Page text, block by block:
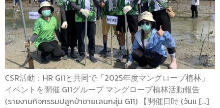
CSR活動：HR G11と共同で「2025年度マングローブ植林」
イベントを開催 G11グループ マングローブ植林活動報告
(รายงานกิจกรรมปลูกป่าชายเลนกลุ่ม G11) 【開催日時 (วันแ […]